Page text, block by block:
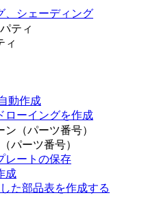
、シェーディング
ティ
ィ
動作成
ローイングを作成
（パーツ番号）
パーツ番号）
レートの保存
成
た部品表を作成する